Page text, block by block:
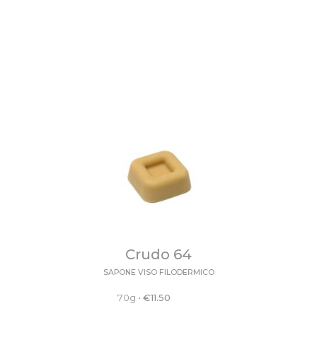
Crudo 64
SAPONE VISO FILODERMICO
70g •€11.50